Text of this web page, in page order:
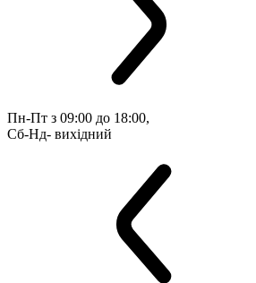
Пн-Пт з 09:00 до 18:00,
Сб-Нд- вихідний